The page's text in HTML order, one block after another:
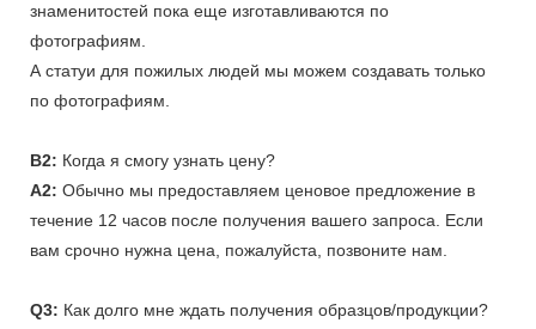
знаменитостей пока еще изготавливаются по
фотографиям.
А статуи для пожилых людей мы можем создавать только
по фотографиям.
В2: Когда я смогу узнать цену?
A2: Обычно мы предоставляем ценовое предложение в
течение 12 часов после получения вашего запроса. Если
вам срочно нужна цена, пожалуйста, позвоните нам.
Q3: Как долго мне ждать получения образцов/продукции?